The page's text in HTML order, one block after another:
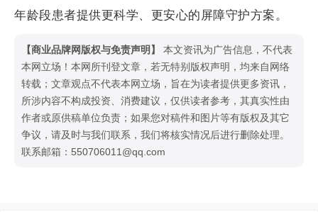
年龄段患者提供更科学、更安心的屏障守护方案。
【商业品牌网版权与免责声明】
本文资讯为广告信息，不代表
本网立场！本网所刊登文章，若无特别版权声明，均来自网络
转载；文章观点不代表本网立场，旨在为读者提供更多资讯，
所涉内容不构成投资、消费建议，仅供读者参考，其真实性由
作者或原供稿单位负责；如果您对稿件和图片等有版权及其它
争议，请及时与我们联系，我们将核实情况后进行删除处理。
联系邮箱：550706011@qq.com